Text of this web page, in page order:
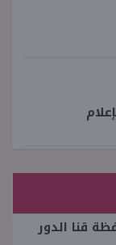
محافظة قنا الدور